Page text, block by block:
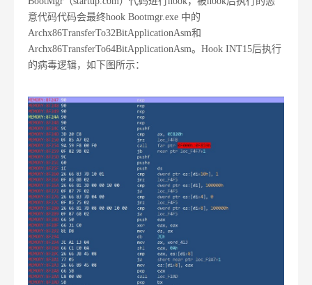
意代码代码会最终hook Bootmgr.exe 中的
Archx86TransferTo32BitApplicationAsm和
Archx86TransferTo64BitApplicationAsm。Hook INT15后执行
的病毒逻辑，如下图所示：